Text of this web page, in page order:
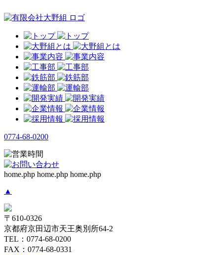
0774-68-0200
home.php home.php home.php
▲
〒610-0326
京都府京田辺市天王奥別所64-2
TEL：0774-68-0200
FAX：0774-68-0331